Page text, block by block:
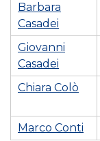
Barbara
Casadei
Giovanni
Casadei
Chiara Colò
Marco Conti